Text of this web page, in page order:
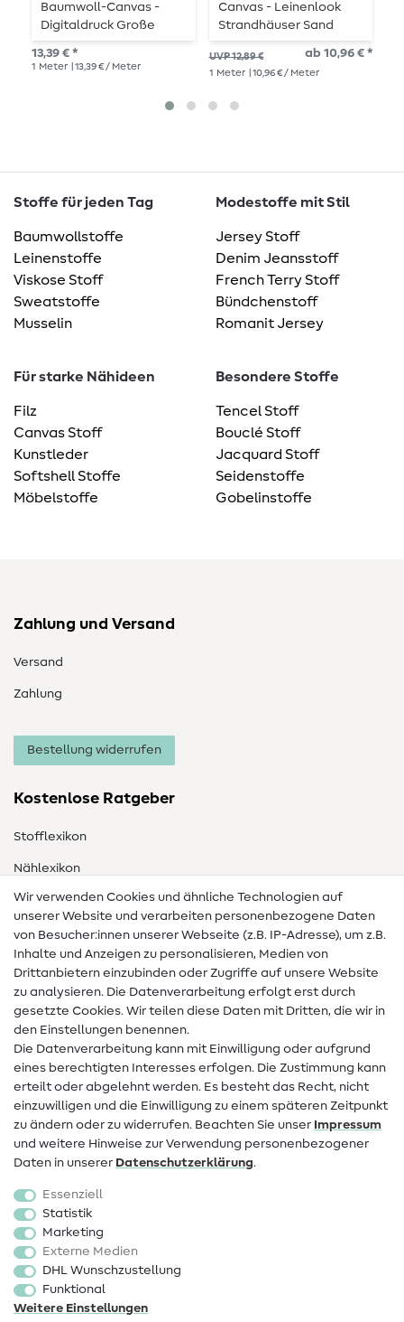
Baumwoll-Canvas -
Digitaldruck Große
Blüten Altrosa
13,39 € *
1 Meter | 13,39 € / Meter
Canvas - Leinenlook
Strandhäuser Sand
UVP 12,89 € ab 10,96 € *
1 Meter | 10,96 € / Meter
Stoffe für jeden Tag
Baumwollstoffe
Leinenstoffe
Viskose Stoff
Sweatstoffe
Musselin
Modestoffe mit Stil
Jersey Stoff
Denim Jeansstoff
French Terry Stoff
Bündchenstoff
Romanit Jersey
Für starke Nähideen
Filz
Canvas Stoff
Kunstleder
Softshell Stoffe
Möbelstoffe
Besondere Stoffe
Tencel Stoff
Bouclé Stoff
Jacquard Stoff
Seidenstoffe
Gobelinstoffe
Zahlung und Versand
Versand
Zahlung
Bestellung widerrufen
Kostenlose Ratgeber
Stofflexikon
Nählexikon
Nähanleitungen
Hilfe & Kontakt
Kontakt
Infos zum Betreiberwechsel
Widerrufsrecht
Beliebt
Stoffe
Sale
Schnittmuster
Wir verwenden Cookies und ähnliche Technologien auf
unserer Website und verarbeiten personenbezogene Daten
von Besucher:innen unserer Webseite (z.B. IP-Adresse), um z.B.
Inhalte und Anzeigen zu personalisieren, Medien von
Drittanbietern einzubinden oder Zugriffe auf unsere Website
zu analysieren. Die Datenverarbeitung erfolgt erst durch
gesetzte Cookies. Wir teilen diese Daten mit Dritten, die wir in
den Einstellungen benennen.
Die Datenverarbeitung kann mit Einwilligung oder aufgrund
eines berechtigten Interesses erfolgen. Die Zustimmung kann
erteilt oder abgelehnt werden. Es besteht das Recht, nicht
einzuwilligen und die Einwilligung zu einem späteren Zeitpunkt
zu ändern oder zu widerrufen. Beachten Sie unser Impressum
und weitere Hinweise zur Verwendung personenbezogener
Daten in unserer Daten­schutz­erklärung.
Essenziell
Statistik
Marketing
Externe Medien
DHL Wunschzustellung
Funktional
Weitere Einstellungen